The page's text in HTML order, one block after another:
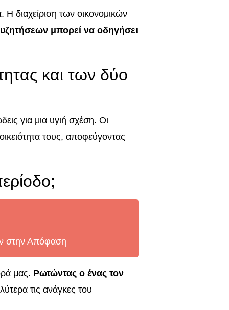
. Η διαχείριση των οικονομικών
μπορεί να οδηγήσει
και των δύο
για μια υγιή σχέση. Οι
τους, αποφεύγοντας
στην Απόφαση
μας. Ρωτώντας ο ένας τον
τις ανάγκες του